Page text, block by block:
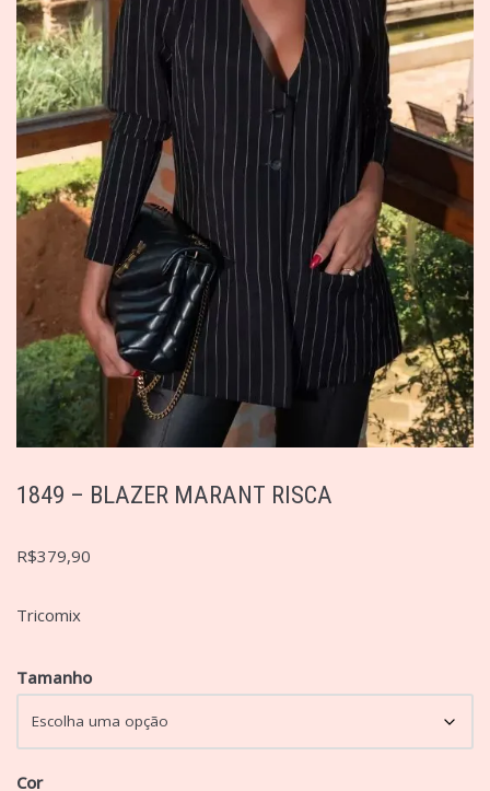
1849 – BLAZER MARANT RISCA
R$379,90
Tricomix
Tamanho
Cor